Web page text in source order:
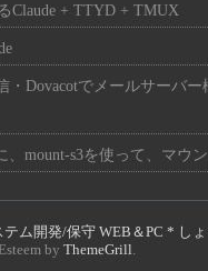
Claude + TTYD + TMUX
・Dovacotでメールサーバ
、mount-s3を使って、マウン
テム開発/保守 WEB＆PC * し
by ThemeGrill